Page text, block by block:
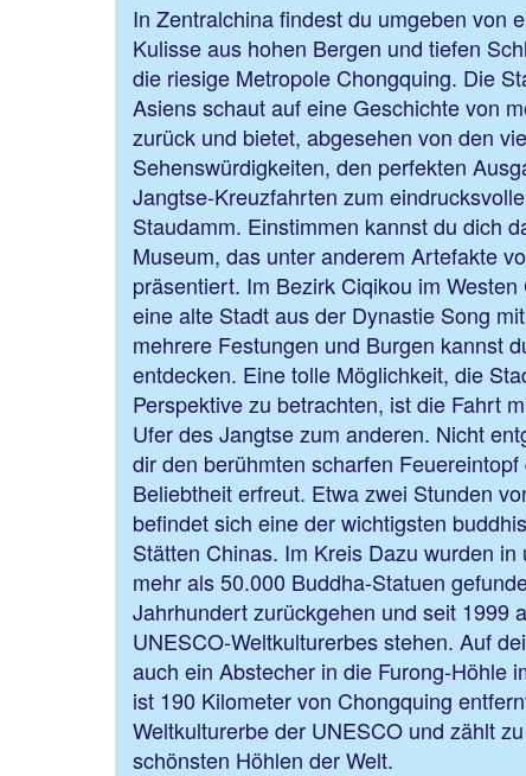
In Zentralchina findest du umgeben von
Kulisse aus hohen Bergen und tiefen
die riesige Metropole Chongquing. Die
Asiens schaut auf eine Geschichte von
zurück und bietet, abgesehen von den
Sehenswürdigkeiten, den perfekten
Jangtse-Kreuzfahrten zum
Staudamm. Einstimmen kannst du dich
Museum, das unter anderem Artefakte
präsentiert. Im Bezirk Ciqikou im
eine alte Stadt aus der Dynastie Song
mehrere Festungen und Burgen kannst
entdecken. Eine tolle Möglichkeit, die
Perspektive zu betrachten, ist die Fahrt
Ufer des Jangtse zum anderen. Nicht
dir den berühmten scharfen
Beliebtheit erfreut. Etwa zwei Stunden
befindet sich eine der wichtigsten
Stätten Chinas. Im Kreis Dazu wurden
mehr als 50.000 Buddha-Statuen
Jahrhundert zurückgehen und seit 1999
UNESCO-Weltkulturerbes stehen. Auf
auch ein Abstecher in die Furong-Höhle
ist 190 Kilometer von Chongquing
Weltkulturerbe der UNESCO und zählt
schönsten